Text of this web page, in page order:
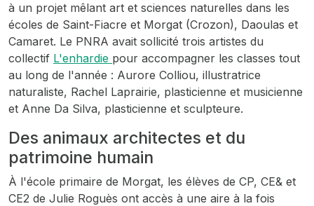
à un projet mêlant art et sciences naturelles dans les
écoles de Saint-Fiacre et Morgat (Crozon), Daoulas et
Camaret. Le PNRA avait sollicité trois artistes du
collectif L'enhardie pour accompagner les classes tout
au long de l'année : Aurore Colliou, illustratrice
naturaliste, Rachel Laprairie, plasticienne et musicienne
et Anne Da Silva, plasticienne et sculpteure.
Des animaux architectes et du
patrimoine humain
À l'école primaire de Morgat, les élèves de CP, CE& et
CE2 de Julie Roguès ont accès à une aire à la fois